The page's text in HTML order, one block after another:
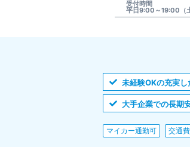
受付時間
平日9:00～19:00（
未経験OKの充実し
大手企業での長期
マイカー通勤可 交通